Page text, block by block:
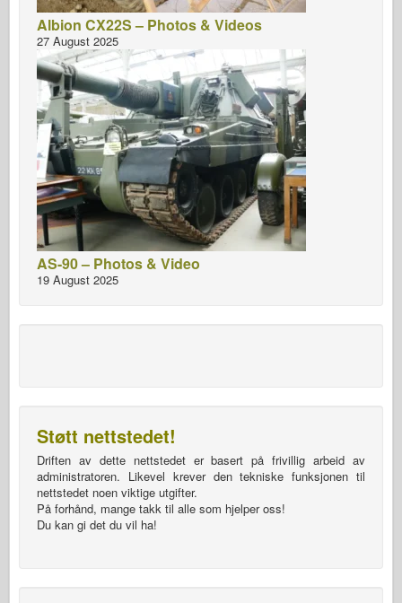
Albion CX22S – Photos & Videos
27 August 2025
AS-90 – Photos & Video
19 August 2025
Støtt nettstedet!
Driften av dette nettstedet er basert på frivillig arbeid av
administratoren. Likevel krever den tekniske funksjonen til
nettstedet noen viktige utgifter.
På forhånd, mange takk til alle som hjelper oss!
Du kan gi det du vil ha!